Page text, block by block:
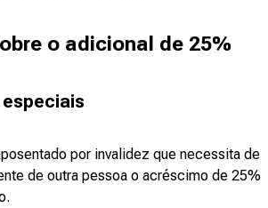
o adicional de 25%
por invalidez que necessita de
de outra pessoa o acréscimo de 25%